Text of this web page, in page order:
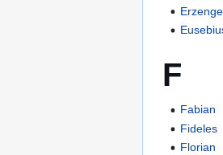
F
Fabian
Fideles
Florian